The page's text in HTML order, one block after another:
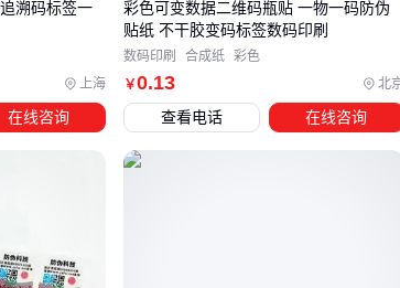
下或标签寿命缩短。例如在潮湿仓库环境中，普
能因水雾干扰频繁误读，而工业标签扫描枪
干扰能力能显著提升识别稳定性。
可分为三类：
号
上海
溯码标签一
在线咨询
￥0.13 北
彩色可变数据二维码瓶贴 一物一码防伪
贴纸 不干胶变码标签数码印刷
数码印刷 合成纸 彩色
查看电话 在线咨询